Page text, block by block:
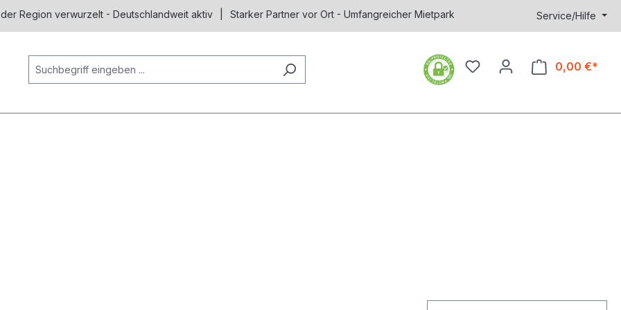
Region verwurzelt - Deutschlandweit aktiv Starker Partner vor Ort - Umfangreicher Mietpark Service/Hilfe
0,00 €*